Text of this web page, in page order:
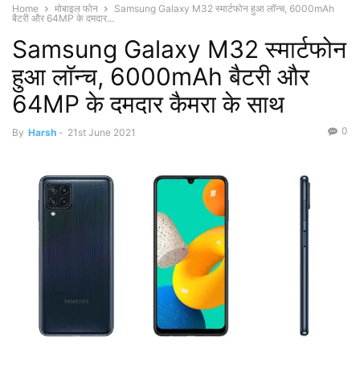
Home मोबाइल फोन
Samsung Galaxy M32 स्मार्टफोन हुआ लॉन्च, 6000mAh
बैटरी और 64MP के दमदार...
Samsung Galaxy M32 स्मार्टफोन
हुआ लॉन्च, 6000mAh बैटरी और
64MP के दमदार कैमरा के साथ
By Harsh - 21st June 2021 0